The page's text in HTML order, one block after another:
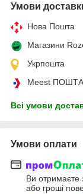
Умови
Нова Пошта
Магазини
Укрпошта
Meest ПОШТА
Всі умови
Умови оплати
Ви отримаєте
або гроші